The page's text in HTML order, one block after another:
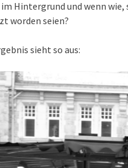
Hintergrund und wenn
worden seien?
sieht so aus: